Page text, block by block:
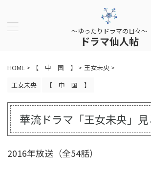
～ゆったりドラマの日々～
ドラマ仙人帖
HOME > 【 中 国 】 > 王女未央 >
王女未央
【 中 国 】
華流ドラマ「王女未央」
2016年放送（全54話）